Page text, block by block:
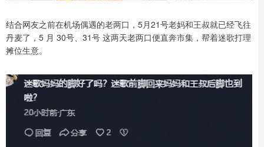
结合网友之前在机场偶遇的老两口，5月21号老妈和王叔就已经飞往
丹麦了，5 月 30号、31号 这两天老两口便直奔市集，帮着迷歌打理
摊位生意。